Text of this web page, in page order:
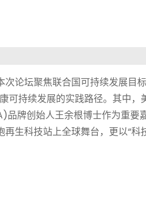
论坛聚焦联合国可持续发展目
可持续发展的实践路径。其中，
品牌创始人王余根博士作为重要
生科技站上全球舞台，更以“科